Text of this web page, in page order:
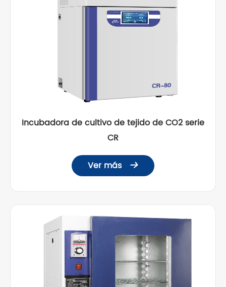
Incubadora de cultivo de tejido de CO2 serie
CR
Ver más 